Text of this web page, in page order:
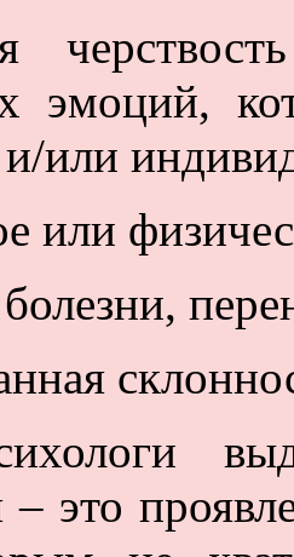
эмоций,
или
или
– это